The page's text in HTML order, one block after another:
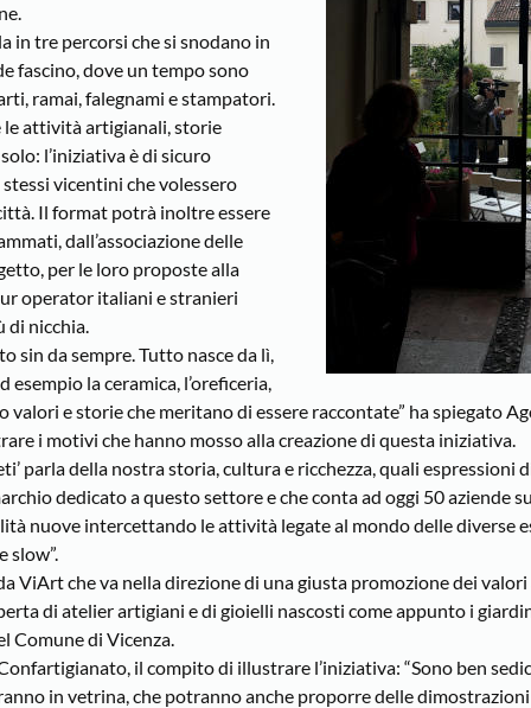
in tre percorsi che si snodano in
fascino, dove un tempo sono
ramai, falegnami e stampatori.
attività artigianali, storie
l’iniziativa è di sicuro
vicentini che volessero
Il format potrà inoltre essere
dall’associazione delle
per le loro proposte alla
operator italiani e stranieri
di nicchia.
sin da sempre. Tutto nasce da lì,
la ceramica, l’oreficeria,
e storie che meritano di essere raccontate” ha spiegato
i motivi che hanno mosso alla creazione di questa iniziativa.
parla della nostra storia, cultura e ricchezza, quali espressioni
dedicato a questo settore e che conta ad oggi 50 aziende
nuove intercettando le attività legate al mondo delle diverse
slow”.
ViArt che va nella direzione di una giusta promozione dei
di atelier artigiani e di gioielli nascosti come appunto i
Comune di Vicenza.
il compito di illustrare l’iniziativa: “Sono ben
in vetrina, che potranno anche proporre delle